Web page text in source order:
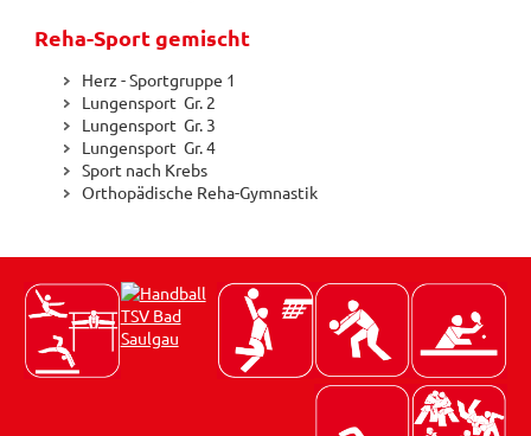
Reha-Sport gemischt
Herz - Sportgruppe 1
Lungensport Gr. 2
Lungensport Gr. 3
Lungensport Gr. 4
Sport nach Krebs
Orthopädische Reha-Gymnastik